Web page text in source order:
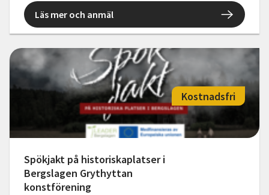
Läs mer och anmäl
Spökjakt på historiskaplatser i
Bergslagen Grythyttan
konstförening
Kostnadsfri